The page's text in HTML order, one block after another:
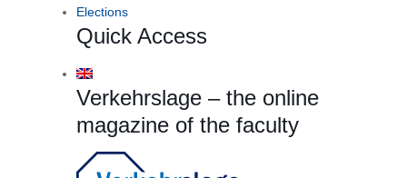
Elections
Quick Access
Verkehrslage – the online
magazine of the faculty